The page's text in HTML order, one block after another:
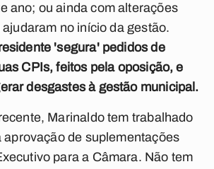
ano; ou ainda com alterações
no início da gestão.
'segura' pedidos de
CPIs, feitos pela oposição, e
desgastes à gestão municipal.
Marinaldo tem trabalhado
aprovação de suplementações
para a Câmara. Não tem